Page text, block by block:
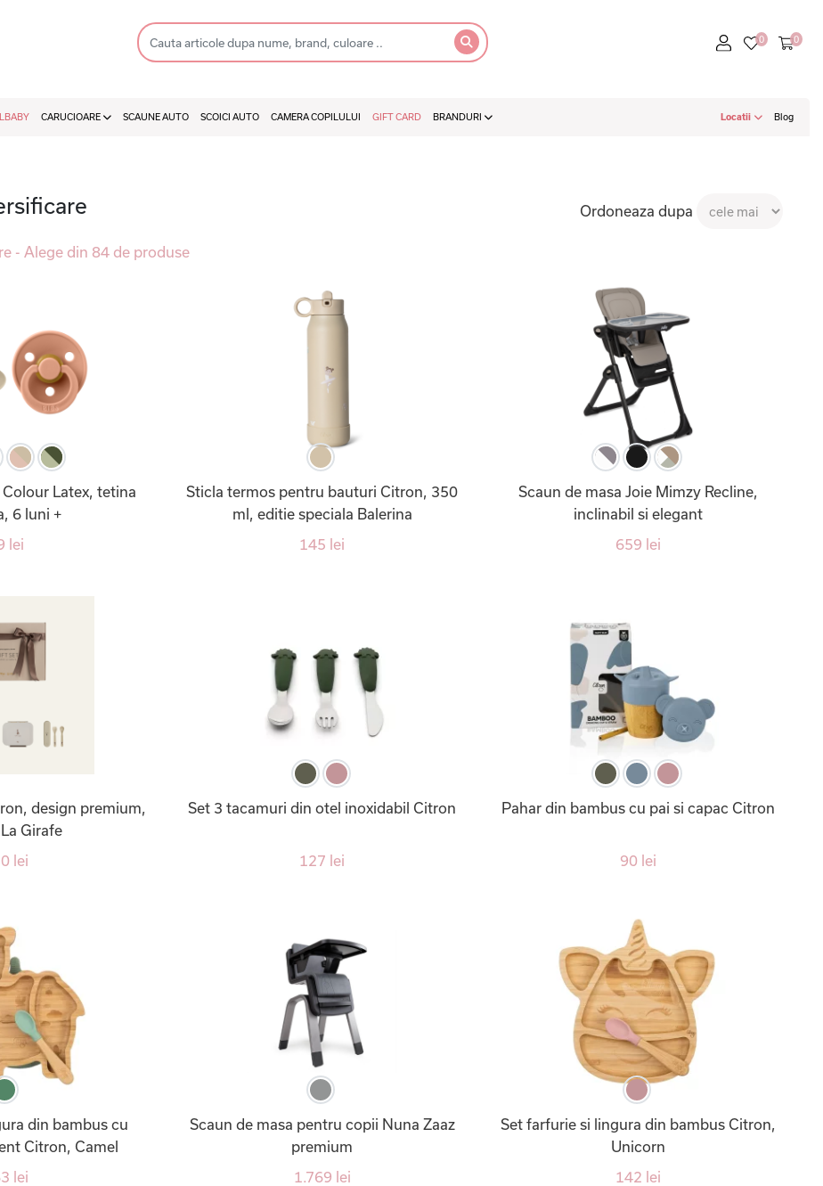
CARUCIOARE SCAUNE AUTO SCOICI AUTO CAMERA COPILULUI GIFT CARD BRANDURI Locatii Blog
Ordoneaza dupa
- Alege din 84 de produse
Colour Latex, tetina
6 luni +
lei
Sticla termos pentru bauturi Citron, 350
ml, editie speciala Balerina
145 lei
Scaun de masa Joie Mimzy Recline,
inclinabil si elegant
659 lei
design premium,
Girafe
lei
Set 3 tacamuri din otel inoxidabil Citron
127 lei
Pahar din bambus cu pai si capac Citron
90 lei
din bambus cu
Citron, Camel
lei
Scaun de masa pentru copii Nuna Zaaz
premium
1.769 lei
Set farfurie si lingura din bambus Citron,
Unicorn
142 lei